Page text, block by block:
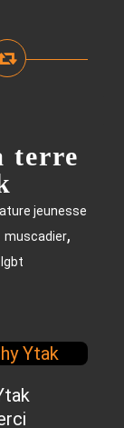
terre
jeunesse
muscadier,